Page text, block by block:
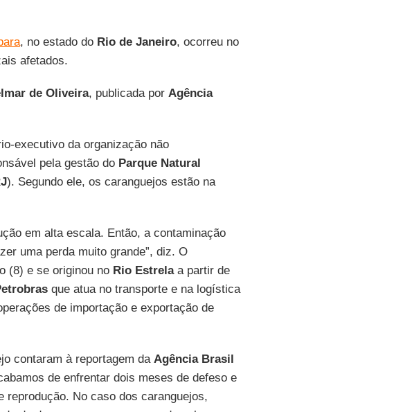
, no estado do Rio de Janeiro, ocorreu no
afetados.
de Oliveira, publicada por Agência
executivo da organização não
pela gestão do Parque Natural
). Segundo ele, os caranguejos estão na
em alta escala. Então, a contaminação
uma perda muito grande”, diz. O
(8) e se originou no Rio Estrelaa partir de
que atua no transporte e na logística
de importação e exportação de
contaram à reportagem da Agência Brasil
de enfrentar dois meses de defeso e
reprodução. No caso dos caranguejos,